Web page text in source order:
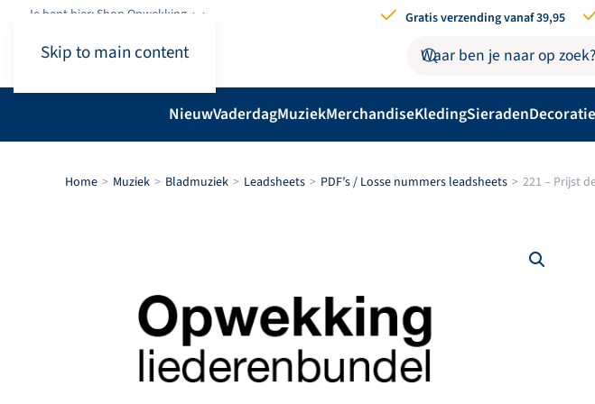
Skip to main content
Je bent hier: Shop.Opwekking Gratis verzending vanaf 39,95
NieuwVaderdagMuziekMerchandiseKledingSieraden
Home Muziek Bladmuziek Leadsheets PDF’s / Losse nummers leadsheets 221 – Prijst